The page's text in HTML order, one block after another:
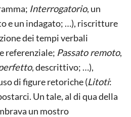
Interrogatorio, un
e un indagato; …), riscritture
dei tempi verbali
referenziale; Passato remoto,
, descrittivo; …),
di figure retoriche (Litoti:
Un tale, al di qua della
un mostro